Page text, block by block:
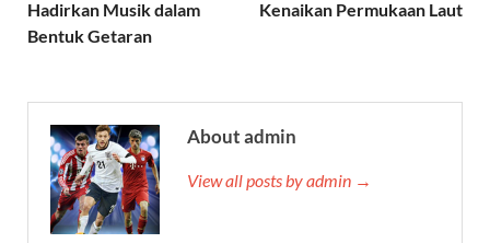
Hadirkan Musik dalam
Bentuk Getaran
Kenaikan Permukaan Laut
About admin
View all posts by admin →